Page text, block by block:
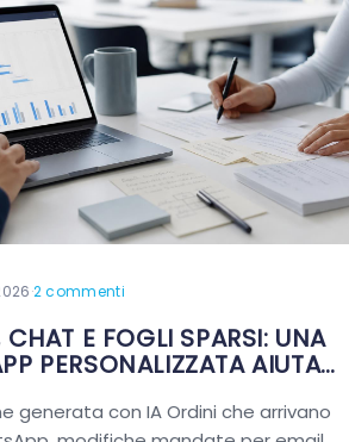
·2 commenti
CHAT E FOGLI SPARSI: UNA
PERSONALIZZATA AIUTA
generata con IA Ordini che arrivano